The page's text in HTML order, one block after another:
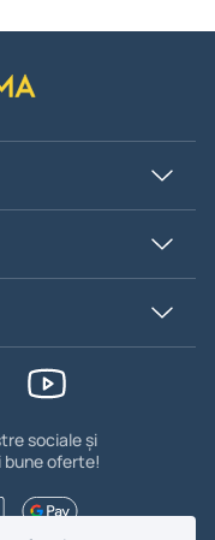
sociale și
bune oferte!